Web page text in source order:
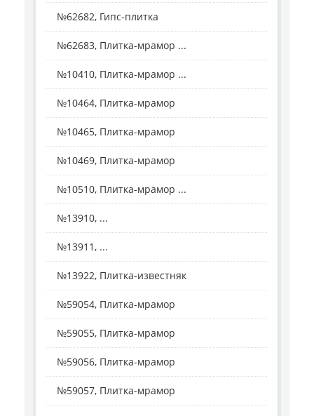
№62682, Гипс-плитка
№62683, Плитка-мрамор ...
№10410, Плитка-мрамор ...
№10464, Плитка-мрамор
№10465, Плитка-мрамор
№10469, Плитка-мрамор
№10510, Плитка-мрамор ...
№13910, ...
№13911, ...
№13922, Плитка-известняк
№59054, Плитка-мрамор
№59055, Плитка-мрамор
№59056, Плитка-мрамор
№59057, Плитка-мрамор